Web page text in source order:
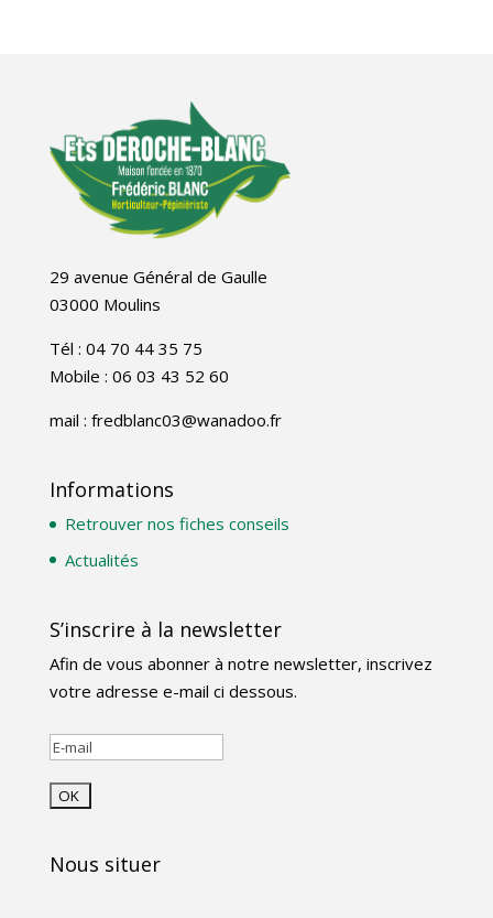
29 avenue Général de Gaulle
03000 Moulins
Tél : 04 70 44 35 75
Mobile : 06 03 43 52 60
mail : fredblanc03@wanadoo.fr
Informations
Retrouver nos fiches conseils
Actualités
S’inscrire à la newsletter
Afin de vous abonner à notre newsletter, inscrivez
votre adresse e-mail ci dessous.
Nous situer